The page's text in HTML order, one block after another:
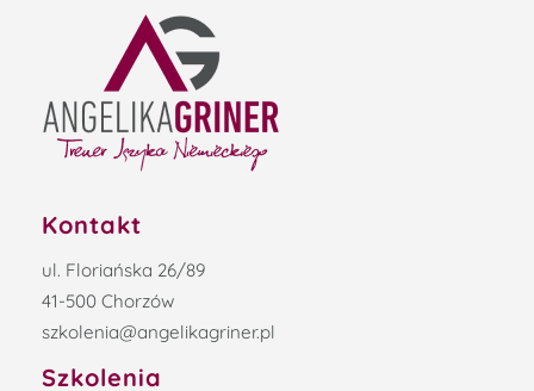
Kontakt
ul. Floriańska 26/89
41-500 Chorzów
szkolenia@angelikagriner.pl
Szkolenia